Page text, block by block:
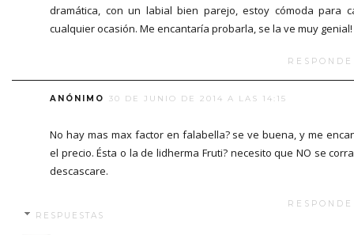
dramática, con un labial bien parejo, estoy cómoda para
cualquier ocasión. Me encantaría probarla, se la ve muy genial!
ANÓNIMO 30 DE JUNIO DE 2014 A LAS 14:15
No hay mas max factor en falabella? se ve buena, y me
el precio. Ésta o la de lidherma Fruti? necesito que NO se
descascare.
RESPUESTAS